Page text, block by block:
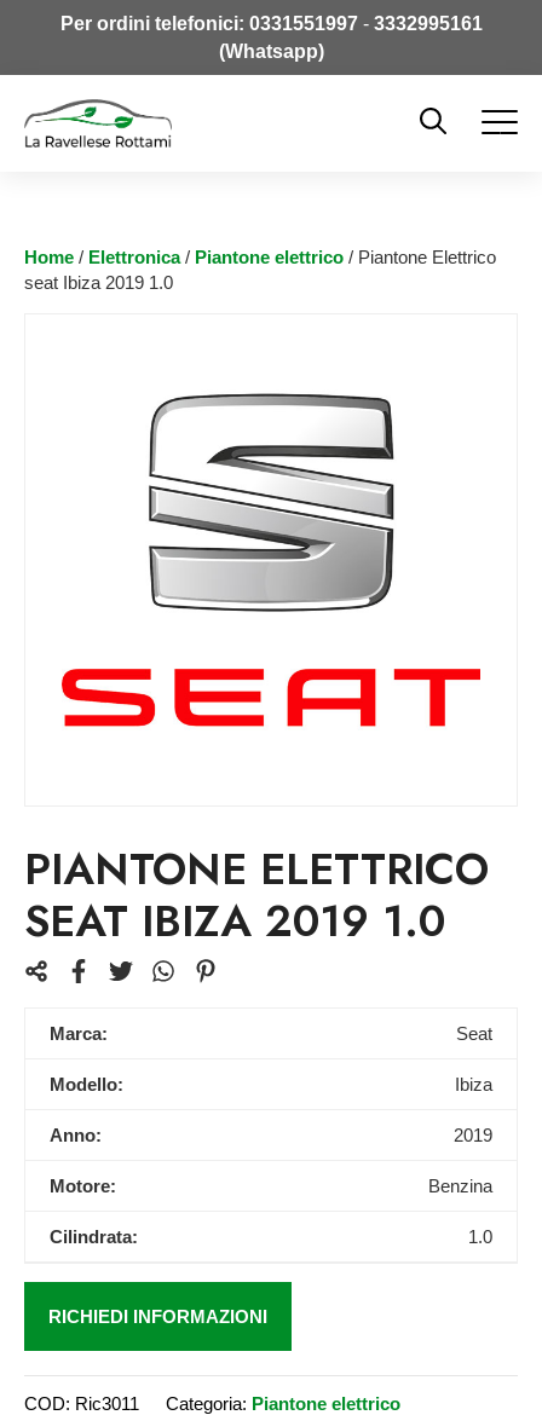
Per ordini telefonici: 0331551997- 3332995161
(Whatsapp)
Home / Elettronica/ Piantone elettrico / Piantone Elettrico
seat Ibiza 2019 1.0
PIANTONE ELETTRICO
SEAT IBIZA 2019 1.0
Marca: Seat
Modello: Ibiza
Anno: 2019
Motore: Benzina
Cilindrata: 1.0
RICHIEDI INFORMAZIONI
COD: Ric3011 Categoria: Piantone elettrico